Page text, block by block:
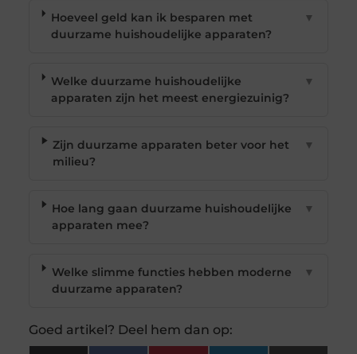
Hoeveel geld kan ik besparen met
duurzame huishoudelijke apparaten?
▼
Welke duurzame huishoudelijke
apparaten zijn het meest energiezuinig?
▼
Zijn duurzame apparaten beter voor het
milieu?
▼
Hoe lang gaan duurzame huishoudelijke
apparaten mee?
▼
Welke slimme functies hebben moderne
duurzame apparaten?
▼
Goed artikel? Deel hem dan op: